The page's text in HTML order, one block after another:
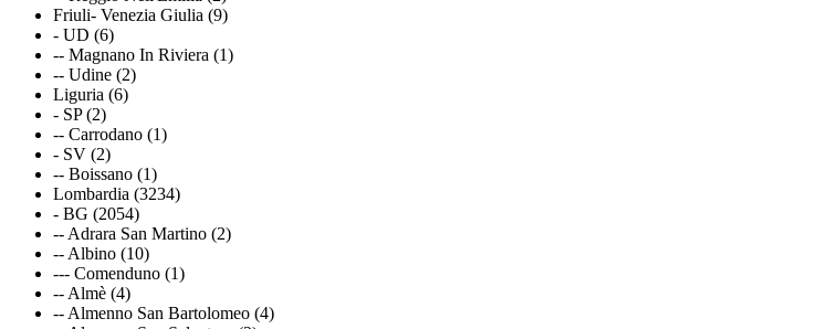
Friuli- Venezia Giulia (9)
- UD (6)
-- Magnano In Riviera (1)
-- Udine (2)
Liguria (6)
- SP (2)
-- Carrodano (1)
- SV (2)
-- Boissano (1)
Lombardia (3234)
- BG (2054)
-- Adrara San Martino (2)
-- Albino (10)
--- Comenduno (1)
-- Almè (4)
-- Almenno San Bartolomeo (4)